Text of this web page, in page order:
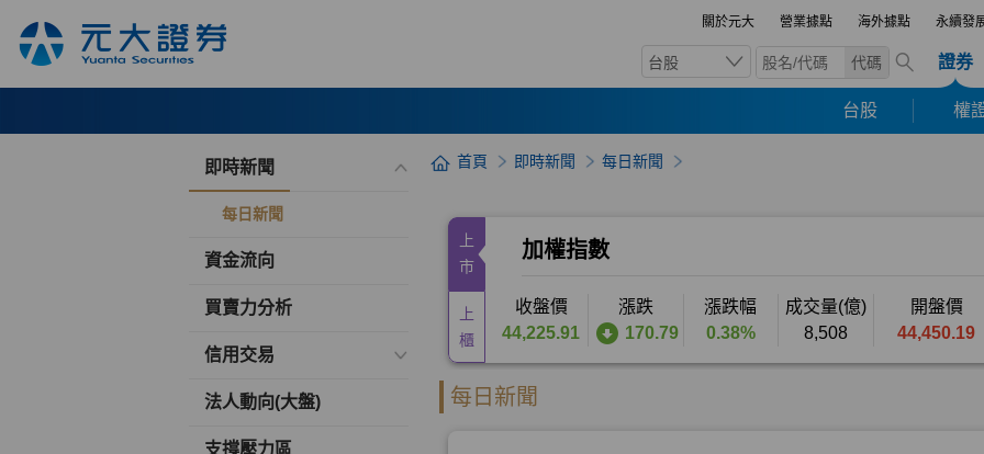
關於元大 營業據點 海外據點 永續發
台股 代碼 證券
台股 權
即時新聞
每日新聞
資金流向
買賣力分析
信用交易
法人動向(大盤)
支撐壓力區
首頁 即時新聞 每日新聞